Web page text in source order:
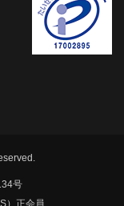
号
）正会員